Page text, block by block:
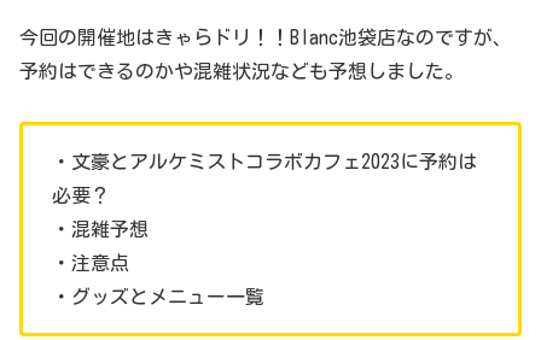
今回の開催地はきゃらドリ！！Blanc池袋店なのですが、
予約はできるのかや混雑状況なども予想しました。
・文豪とアルケミストコラボカフェ2023に予約は
必要？
・混雑予想
・注意点
・グッズとメニュー一覧